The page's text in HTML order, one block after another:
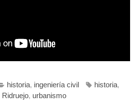
historia, ingeniería civil historia,
Ridruejo, urbanismo